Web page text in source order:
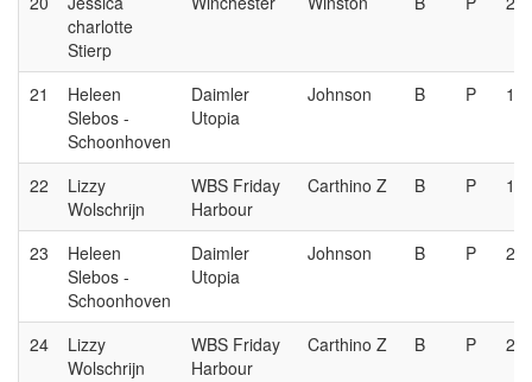
charlotte
Stierp
21
Heleen
Slebos -
Schoonhoven
Daimler
Utopia
Johnson B P 1e
22
Lizzy
Wolschrijn
WBS Friday
Harbour
Carthino Z B P 1e
23
Heleen
Slebos -
Schoonhoven
Daimler
Utopia
Johnson B P 2e
24
Lizzy
Wolschrijn
WBS Friday
Harbour
Carthino Z B P 2e